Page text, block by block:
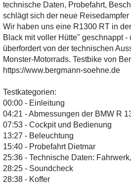
technische Daten, Probefahrt,
schlägt sich der neue
Wir haben uns eine R1300 RT in
Black mit voller Hütte" geschnappt
überfordert von der technischen
Monster-Motorrads. Testbike von
https://www.bergmann-soehne.de
Testkategorien:
00:00 - Einleitung
04:21 - Abmessungen der BMW R
07:53 - Cockpit und Bedienung
13:27 - Beleuchtung
15:40 - Probefahrt Dietmar
25:36 - Technische Daten:
28:25 - Soundcheck
28:38 - Koffer